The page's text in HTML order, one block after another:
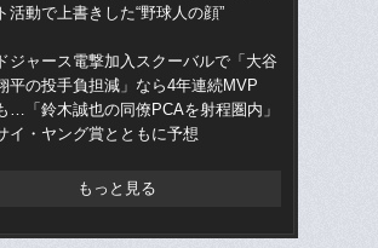
ト活動で上書きした“野球人の顔”
ドジャース電撃加入スクーバルで「大谷
平の投手負担減」なら4年連続MVP
…「鈴木誠也の同僚PCAを射程圏内」
イ・ヤング賞とともに予想
もっと見る